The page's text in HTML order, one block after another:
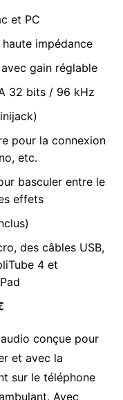
et PC
haute impédance
gain réglable
32 bits / 96 kHz
pour la connexion
etc.
basculer entre le
effets
des câbles USB,
4 et
conçue pour
et avec la
sur le téléphone
Avec